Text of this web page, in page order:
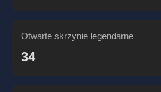
Otwarte skrzynie legendarne
34